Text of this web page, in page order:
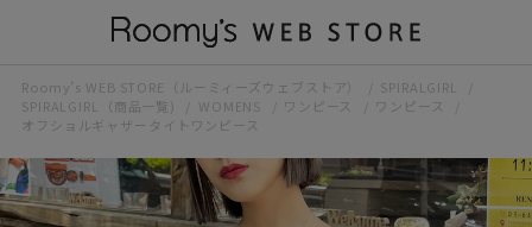
Roomy’s WEB STORE（ルーミィーズウェブストア）
SPIRALGIRL
SPIRALGIRL（商品一覧)
WOMENS ワンピース
ワンピース
オフショルギャザータイトワンピース